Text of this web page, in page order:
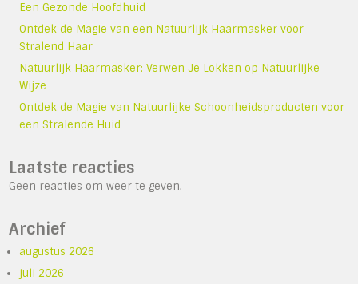
Een Gezonde Hoofdhuid
Ontdek de Magie van een Natuurlijk Haarmasker voor
Stralend Haar
Natuurlijk Haarmasker: Verwen Je Lokken op Natuurlijke
Wijze
Ontdek de Magie van Natuurlijke Schoonheidsproducten voor
een Stralende Huid
Laatste reacties
Geen reacties om weer te geven.
Archief
augustus 2026
juli 2026